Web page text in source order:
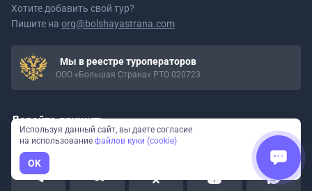
Хотите добавить свой тур?
Пишите на org@bolshayastrana.com
Мы в реестре туроператоров
ООО «Большая Страна» РТО 020723
Давайте дружить
Вдохновляем на путешествияпо России
Используя данный сайт, вы даете согласие
на использование файлов куки (cookie)
OK